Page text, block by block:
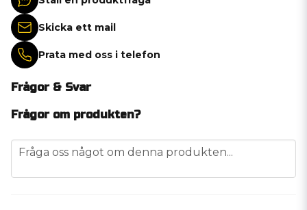
Skicka ett mail
Prata med oss i telefon
Frågor & Svar
Frågor om produkten?
question
Fråga oss något om denna produkten...